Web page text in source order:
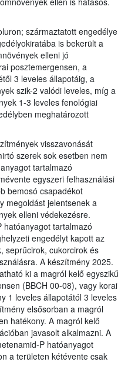
származtatott engedélye
is bekerült a
elleni jó
posztemergensen, a
3 leveles állapotáig, a
szik-2 valódi leveles, míg a
1-3 leveles fenológiai
meghatározott
visszavonását
szerek sok esetben nem
tartalmazó
egyszeri felhasználási
bemosó csapadékot
megoldást jelentsenek a
elleni védekezésre.
hatóanyagot tartalmazó
engedélyt kapott az
seprűcirok, cukorcirok és
A készítmény 2025.
ki a magról kelő egyszikű
(BBCH 00-08), vagy korai
1 leveles állapotától 3 leveles
elsősorban a magról
hatékony. A magról kelő
javasolt alkalmazni. A
P hatóanyagot
a területen kétévente csak